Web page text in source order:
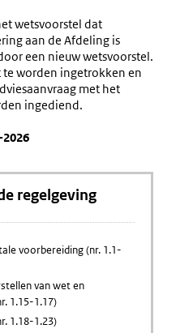
wetsvoorstel dat
aan de Afdeling is
een nieuw wetsvoorstel.
te worden ingetrokken en
met het
ingediend.
regelgeving
voorbereiding (nr. 1.1-
van wet en
1.15-1.17)
1.18-1.23)